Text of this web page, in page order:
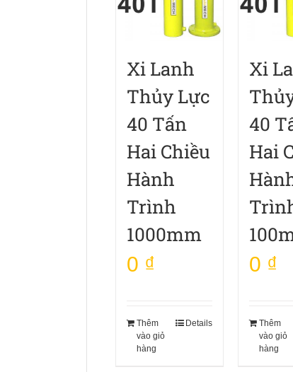
Xi Lanh
Thủy Lực
40 Tấn
Hai Chiều
Hành
Trình
1000mm
0 ₫
Thêm
vào giỏ
hàng
Details
Xi
40
Hai
0 ₫
Thêm
vào giỏ
hàng